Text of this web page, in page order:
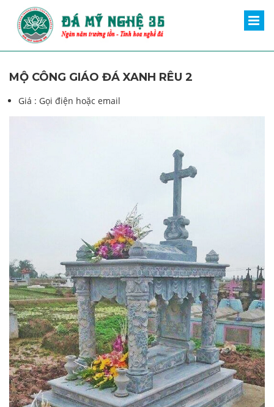
MỘ CÔNG GIÁO ĐÁ XANH RÊU 2
Giá : Gọi điện hoặc email